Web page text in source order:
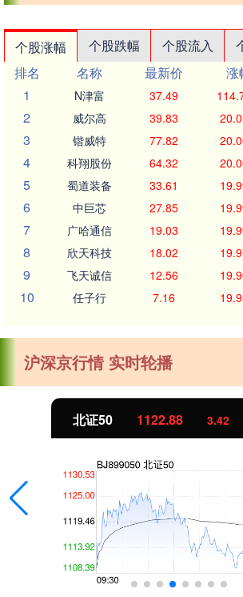
个股涨幅 个股跌幅 个股流入
排名
名称 最新价 涨
1
N津富 37.49
2 威尔高 39.83
3 锴威特 77.82
4 科翔股份 64.32
5 蜀道装备 33.61
6 中巨芯 27.85
7 广哈通信 19.03
8 欣天科技 18.02
9 飞天诚信 12.56
10 任子行 7.16
沪深京行情 实时轮播
北证50 1122.88 3.42